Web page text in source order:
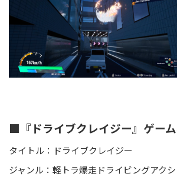
■『ドライブクレイジー』ゲー
タイトル：ドライブクレイジー
ジャンル：軽トラ爆走ドライビングアク